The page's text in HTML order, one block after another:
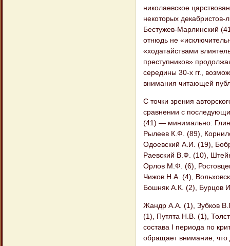
николаевское
некоторых
Бестужев-Марлинский
отнюдь не
«ходатайствами
преступников»
середины 30-х гг.,
внимания читающей
С точки зрения
сравнении с
(41) — минимально:
Рылеев К.Ф. (89),
Одоевский А.И. (19),
Раевский В.Ф. (10),
Орлов М.Ф. (6),
Чижов Н.А. (4),
Бошняк А.К. (2), Бурцов
Жандр А.А. (1), Зубков
(1), Путята Н.В. (1),
состава I периода по
обращает внимание,